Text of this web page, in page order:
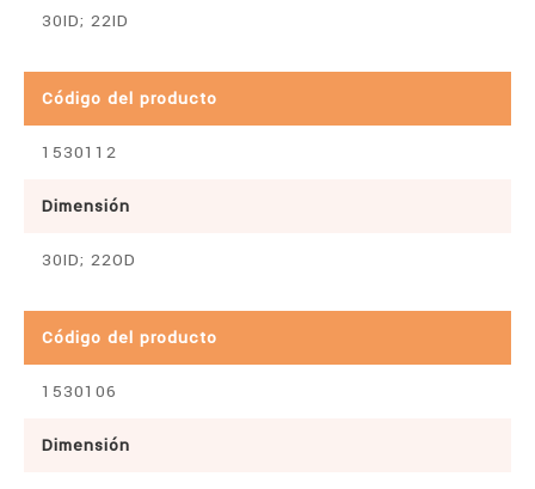
30ID; 22ID
Código del producto
1530112
Dimensión
30ID; 22OD
Código del producto
1530106
Dimensión